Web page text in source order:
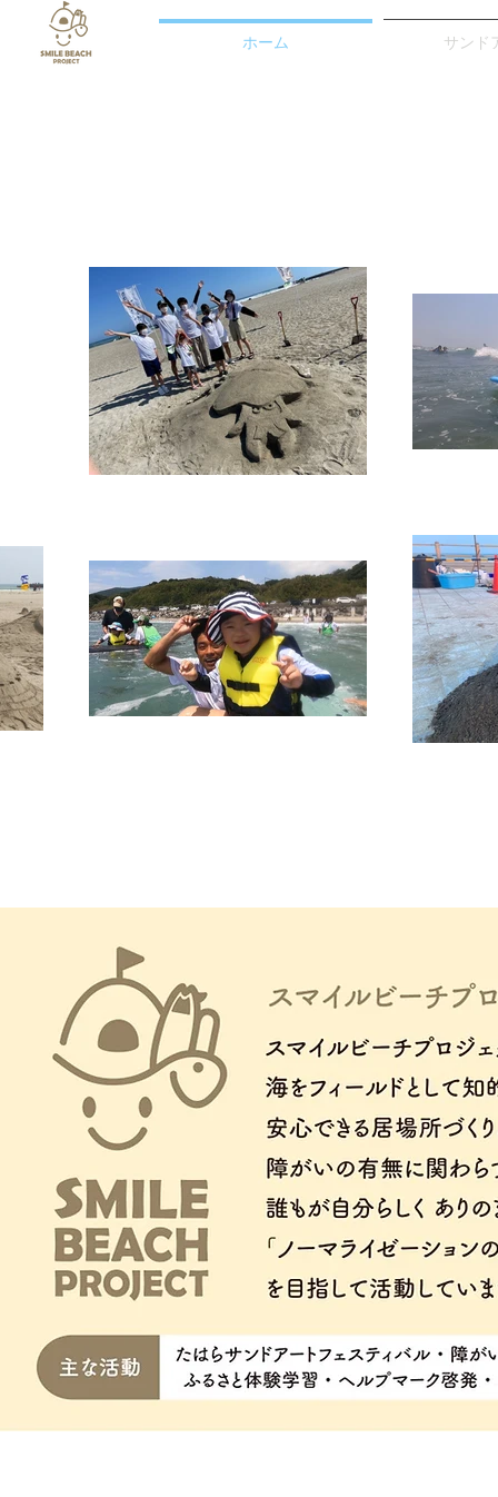
ホーム サンド